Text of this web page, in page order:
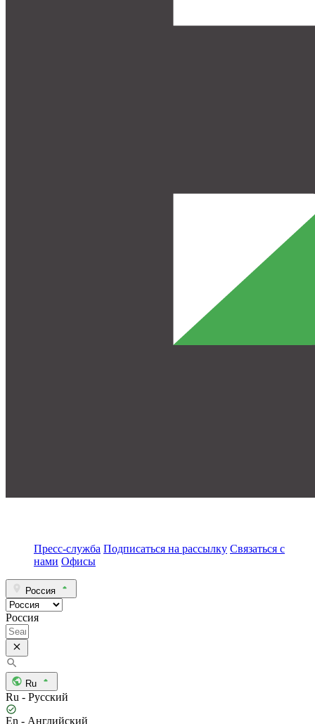
Пресс-служба Подписаться на рассылку Связаться с
нами Офисы
Россия
Россия
Ru
Ru - Русский
En - Английский